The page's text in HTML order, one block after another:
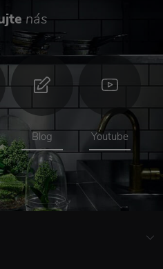
nás
Blog Youtube